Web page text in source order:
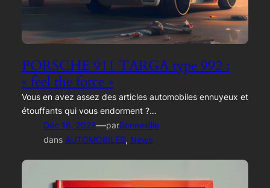
PORSCHE 911 TARGA type 992 :
« feel the force »
Vous en avez assez des articles automobiles ennuyeux et
étouffants qui vous endorment ?…
Déc 16, 2022—parBonneville
dans AUTOMOBILES, News